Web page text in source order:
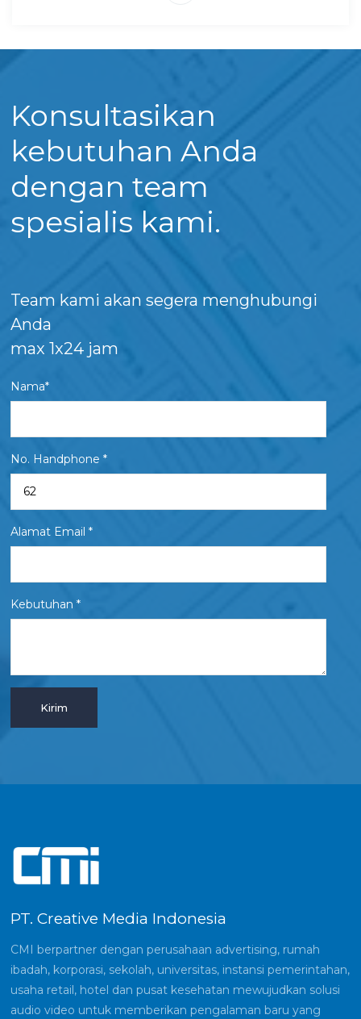
Konsultasikan
kebutuhan Anda
dengan team
spesialis kami.
Team kami akan segera menghubungi
Anda
max 1x24 jam
Nama*
No. Handphone *
Alamat Email *
Kebutuhan *
PT. Creative Media Indonesia
CMI berpartner dengan perusahaan advertising, rumah
ibadah, korporasi, sekolah, universitas, instansi pemerintahan,
usaha retail, hotel dan pusat kesehatan mewujudkan solusi
audio video untuk memberikan pengalaman baru yang